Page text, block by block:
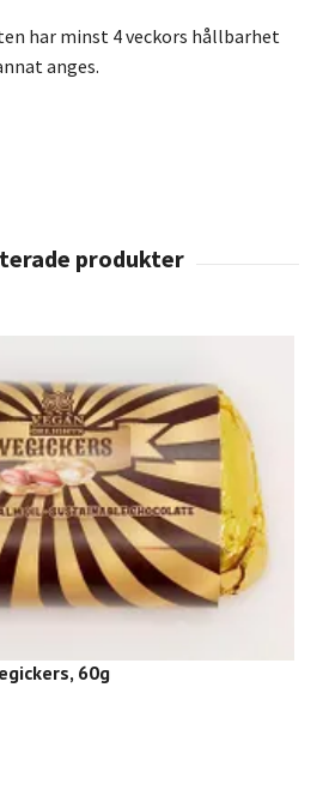
har minst 4 veckors hållbarhet
anges.
60g